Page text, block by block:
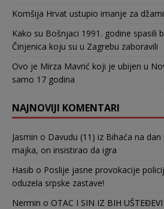
Komšija Hrvat ustupio imanje za
Kako su Bošnjaci 1991. godine spasili
Činjenica koju su u Zagrebu zaboravili
Ovo je Mirza Mavrić koji je ubijen u
samo 17 godina
NAJNOVIJI KOMENTARI
Jasmin o Davudu (11) iz Bihaća na
majka, on insistirao da igra
Hasib o Poslije jasne provokacije
oduzela srpske zastave!
Nermin o OTAC I SIN IZ BIH